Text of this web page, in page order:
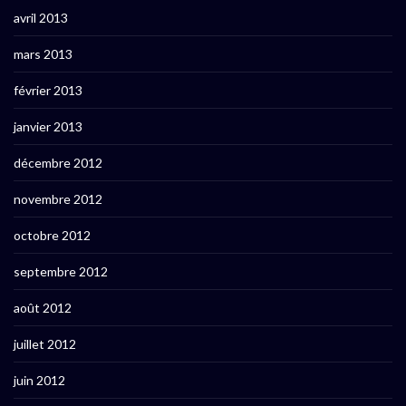
avril 2013
mars 2013
février 2013
janvier 2013
décembre 2012
novembre 2012
octobre 2012
septembre 2012
août 2012
juillet 2012
juin 2012